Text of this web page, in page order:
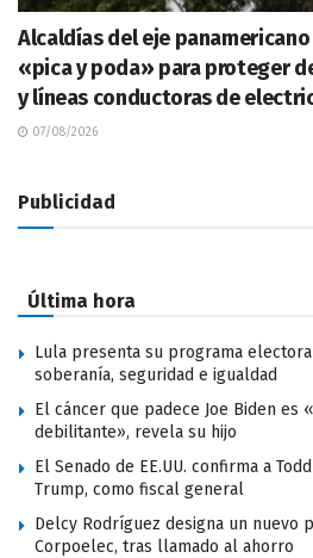
Alcaldías del eje
«pica y poda» para proteger
y líneas conductoras de
07/08/2026
Publicidad
Última hora
Lula presenta su programa
soberanía, seguridad e igualdad
El cáncer que padece Joe Biden es
debilitante», revela su hijo
El Senado de EE.UU. confirma a
Trump, como fiscal general
Delcy Rodríguez designa un nuevo
Corpoelec, tras llamado al ahorro